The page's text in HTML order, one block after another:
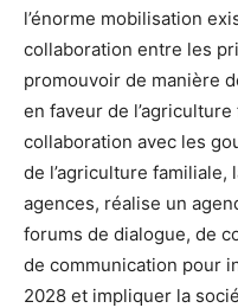
l’énorme mobilisation
collaboration entre les
promouvoir de manière
en faveur de
collaboration avec les
de l’agriculture familiale,
agences, réalise un
forums de dialogue, de
de communication pour
2028 et impliquer la